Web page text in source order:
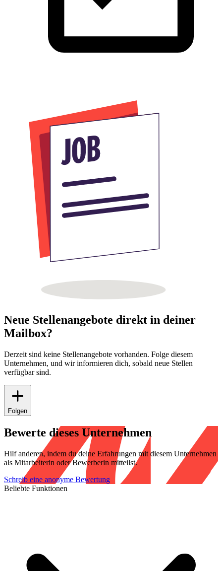
Neue Stellenangebote direkt in deiner
Mailbox?
Derzeit sind keine Stellenangebote vorhanden. Folge diesem
Unternehmen, und wir informieren dich, sobald neue Stellen
verfügbar sind.
Folgen
Bewerte dieses Unternehmen
Hilf anderen, indem du deine Erfahrungen mit diesem Unternehmen
als Mitarbeiterin oder Bewerberin mitteilst.
Schreib eine anonyme Bewertung
Beliebte Funktionen